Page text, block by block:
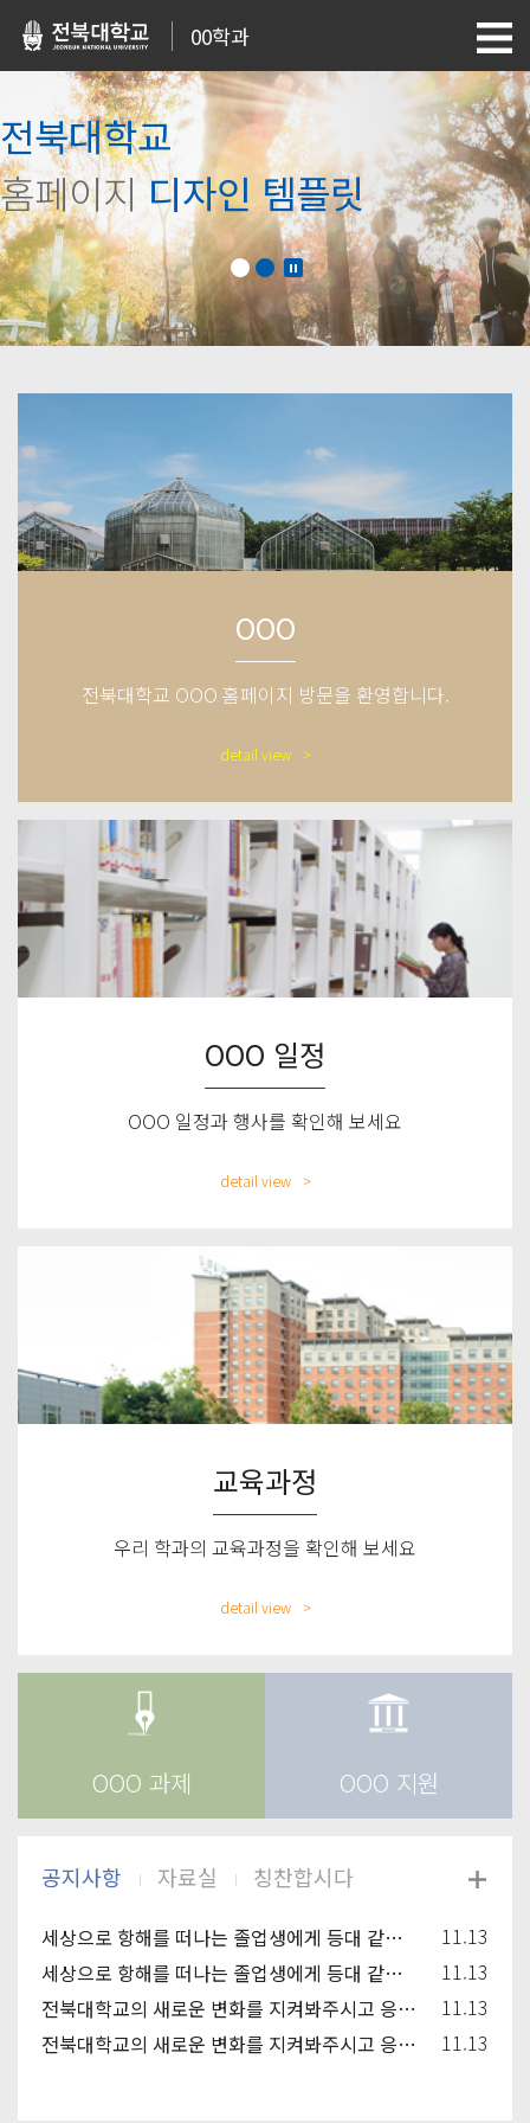
00학과
전북대학교
홈페이지디자인 템플릿
OOO
전북대학교 OOO 홈페이지 방문을 환영합니다.
detail view
OOO 일정
OOO 일정과 행사를 확인해 보세요
detail view
교육과정
우리 학과의 교육과정을 확인해 보세요
detail view
OOO 과제 OOO 지원
세상으로 항해를 떠나는 졸업생에게 등대 같은 동반자가 되고, 신입생과 재학생에겐 꿈을 키워
11.13
세상으로 항해를 떠나는 졸업생에게 등대 같은 동반자가 되고, 신입생과 재학생에겐 꿈을 키워
11.13
전북대학교의 새로운 변화를 지켜봐주시고 응원해주시기 바랍니다.
11.13
전북대학교의 새로운 변화를 지켜봐주시고 응원해주시기 바랍니다.
11.13